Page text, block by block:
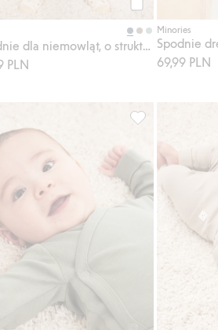
Kup
Spodnie dla niemowląt, o strukturze wafla
PLN
Minories
Spodnie
69,99 PLN
do listy ulubione Prążkowane